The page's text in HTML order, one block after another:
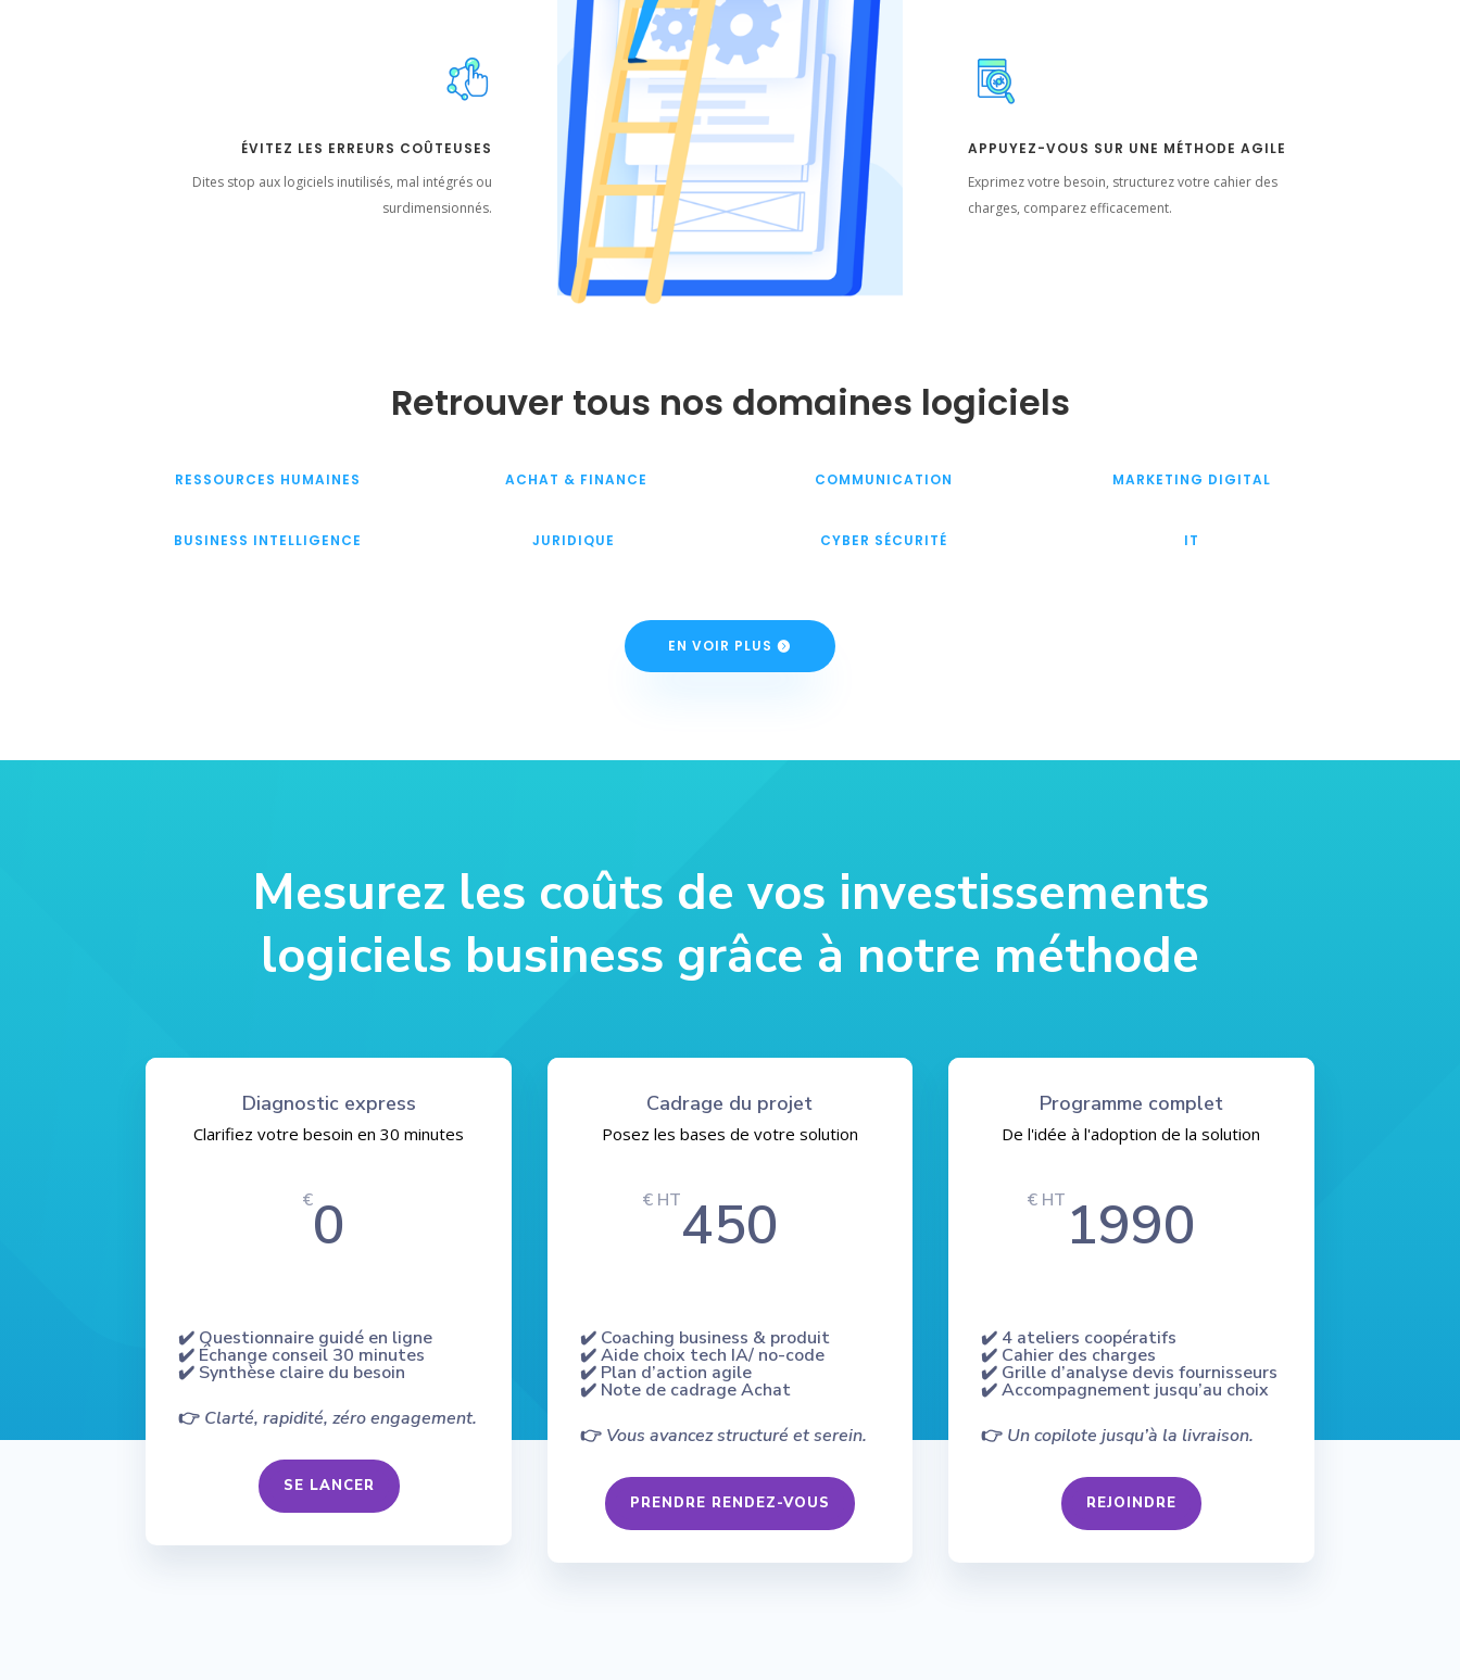
ÉVITEZ LES ERREURS COÛTEUSES
Dites stop aux logiciels inutilisés, mal intégrés ou
surdimensionnés.
APPUYEZ-VOUS SUR UNE MÉTHODE AGILE
Exprimez votre besoin, structurez votre cahier des
charges, comparez efficacement.
Retrouver tous nos domaines logiciels
RESSOURCES HUMAINES ACHAT & FINANCE COMMUNICATION MARKETING DIGITAL
BUSINESS INTELLIGENCE JURIDIQUE CYBER SÉCURITÉ IT
EN VOIR PLUS
Mesurez les coûts de vos investissements
logiciels business grâce à notre méthode
Diagnostic express
Clarifiez votre besoin en 30 minutes
€0
✔️ Questionnaire guidé en ligne
✔️ Échange conseil 30 minutes
✔️ Synthèse claire du besoin
👉 Clarté, rapidité, zéro engagement.
SE LANCER
Cadrage du projet
Posez les bases de votre solution
€ HT450
✔️ Coaching business & produit
✔️ Aide choix tech IA/ no-code
✔️ Plan d’action agile
✔️ Note de cadrage Achat
👉 Vous avancez structuré et serein.
PRENDRE RENDEZ-VOUS
Programme complet
De l'idée à l'adoption de la solution
€ HT 1990
✔️ 4 ateliers coopératifs
✔️ Cahier des charges
✔️ Grille d’analyse devis fournisseurs
✔️ Accompagnement jusqu’au choix
👉 Un copilote jusqu’à la livraison.
REJOINDRE